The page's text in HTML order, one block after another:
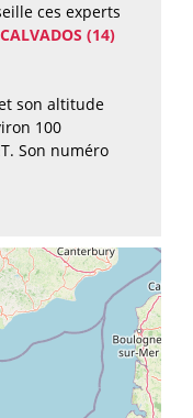
ces experts
CALVADOS (14)
son altitude
100
Son numéro